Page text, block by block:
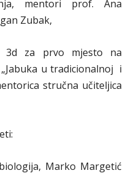
mentori prof. Ana
Zubak,
3d za prvo mjesto na
u tradicionalnoj i
stručna učiteljica
Marko Margetić